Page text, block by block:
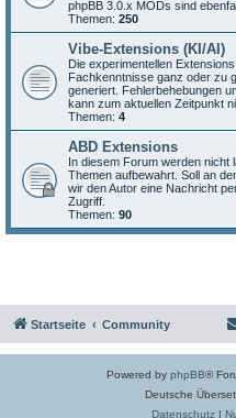
phpBB 3.0.x MODs sind
Themen: 250
Vibe-Extensions (KI/AI)
Die experimentellen
Fachkenntnisse ganz oder zu
generiert. Fehlerbehebungen
kann zum aktuellen Zeitpunkt
Themen: 4
ABD Extensions
In diesem Forum werden nicht
Themen aufbewahrt. Soll an
wir den Autor eine Nachricht
Zugriff.
Themen: 90
Startseite Community
Powered by phpBB®
Deutsche
Datenschutz|